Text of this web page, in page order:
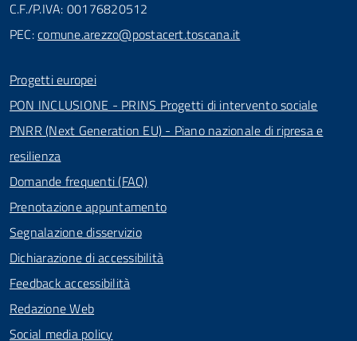
C.F./P.IVA: 00176820512
PEC:comune.arezzo@postacert.toscana.it
Progetti europei
PON INCLUSIONE - PRINS Progetti di intervento sociale
PNRR (Next Generation EU) - Piano nazionale di ripresa e
resilienza
Domande frequenti (FAQ)
Prenotazione appuntamento
Segnalazione disservizio
Dichiarazione di accessibilità
Feedback accessibilità
Redazione Web
Social media policy